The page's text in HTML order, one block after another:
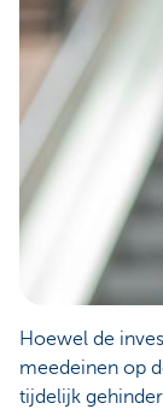
Hoewel de
meedeinen op
tijdelijk